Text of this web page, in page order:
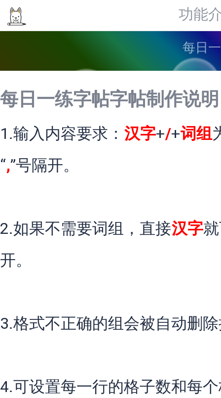
功能
每日
每日一练字帖字帖制作说
1.输入内容要求： 汉字+/+词组
“,”号隔开。
2.如果不需要词组，直接汉字
开。
3.格式不正确的组会被自动删
4.可设置每一行的格子数和每